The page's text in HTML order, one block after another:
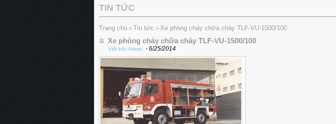
TIN TỨC
Trang chủ » Tin tức » Xe phòng cháy chữa cháy TLF-VU-1500/100
Xe phòng cháy chữa cháy TLF-VU-1500/100
Viết bởi: Admin. - 6/25/2014